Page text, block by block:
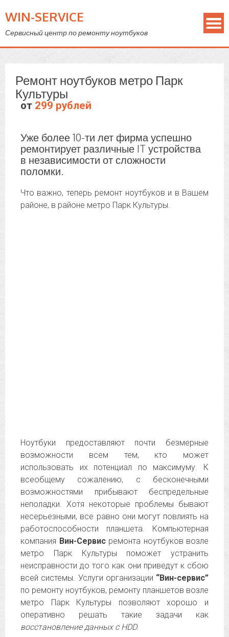
WIN-SERVICE
Сервисный центр по ремонту ноутбуков
Ремонт ноутбуков метро Парк
Культуры
от 299 рублей
Уже более 10-ти лет фирма успешно
ремонтирует различные IT устройства
в независимости от сложности
поломки.
Что важно, теперь ремонт ноутбуков и в Вашем
районе, в районе метро Парк Культуры.
Ноутбуки предоставляют почти безмерные
возможности всем тем, кто может
использовать их потенциал по максимуму. К
всеобщему сожалению, с бесконечными
возможностями прибывают беспредельные
неполадки. Хотя некоторые проблемы бывают
несерьезными, все равно они могут повлиять на
работоспособности планшета. Компьютерная
компания Вин-Сервисремонта ноутбуков возле
метро Парк Культуры поможет устранить
неисправности до того как они приведут к сбою
всей системы. Услуги организации “Вин-сервис”
по ремонту ноутбуков, ремонту планшетов возле
метро Парк Культуры позволяют хорошо и
оперативно решать такие задачи как
восстановление данных с HDD.